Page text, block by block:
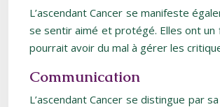
L’ascendant Cancer se manifeste
se sentir aimé et protégé. Elles ont un
pourrait avoir du mal à gérer les
Communication
L’ascendant Cancer se distingue par